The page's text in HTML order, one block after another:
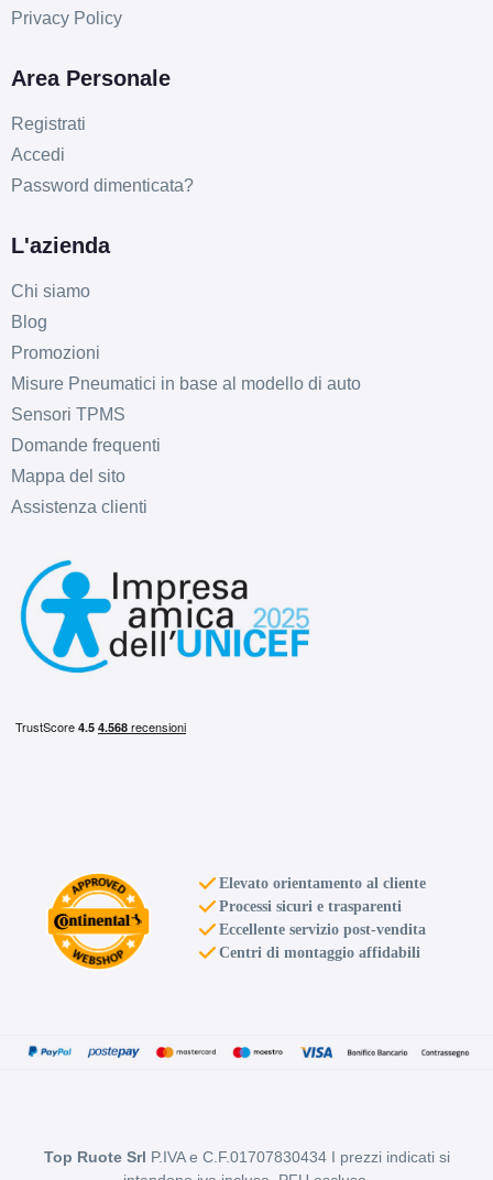
69 db
Privacy Policy
Area Personale
Registrati
Accedi
Password dimenticata?
L'azienda
Chi siamo
Blog
Promozioni
Misure Pneumatici in base al modello di auto
Sensori TPMS
Domande frequenti
Mappa del sito
Assistenza clienti
Elevato orientamento al cliente
Processi sicuri e trasparenti
Eccellente servizio post-vendita
Centri di montaggio affidabili
Top Ruote Srl P.IVA e C.F.01707830434 I prezzi indicati si